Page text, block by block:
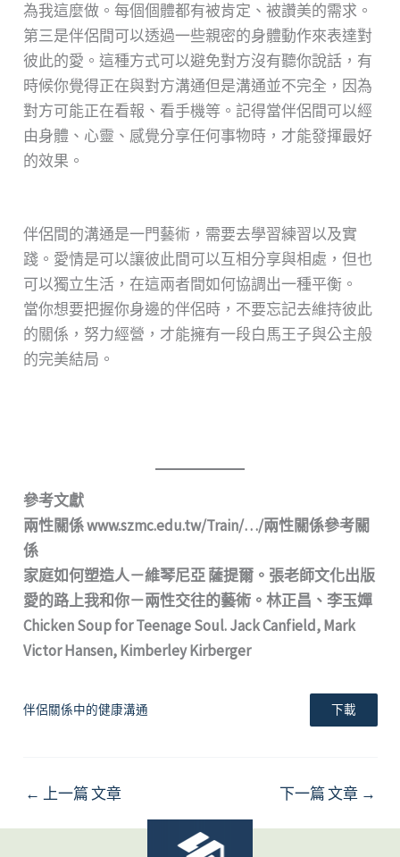
為我這麼做。每個個體都有被肯定、被讚美的需求。
第三是伴侶間可以透過一些親密的身體動作來表達對
彼此的愛。這種方式可以避免對方沒有聽你說話，有
時候你覺得正在與對方溝通但是溝通並不完全，因為
對方可能正在看報、看手機等。記得當伴侶間可以經
由身體、心靈、感覺分享任何事物時，才能發揮最好
的效果。
伴侶間的溝通是一門藝術，需要去學習練習以及實
踐。愛情是可以讓彼此間可以互相分享與相處，但也
可以獨立生活，在這兩者間如何協調出一種平衡。
當你想要把握你身邊的伴侶時，不要忘記去維持彼此
的關係，努力經營，才能擁有一段白馬王子與公主般
的完美結局。
參考文獻
兩性關係 www.szmc.edu.tw/Train/…/兩性關係參考關
係
家庭如何塑造人－維琴尼亞 薩提爾。張老師文化出版
愛的路上我和你－兩性交往的藝術。林正昌、李玉嬋
Chicken Soup for Teenage Soul. Jack Canfield, Mark
Victor Hansen, Kimberley Kirberger
伴侶關係中的健康溝通 下載
← 上一篇 文章 下一篇 文章 →